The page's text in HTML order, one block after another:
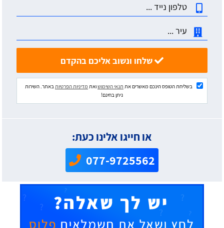
בשליחת הטופס הינכם מאשרים את תנאי השימושואת מדיניות הפרטיותבאתר. השירות
ניתן בחינם!
או חייגו אלינו כעת:
077-9725562